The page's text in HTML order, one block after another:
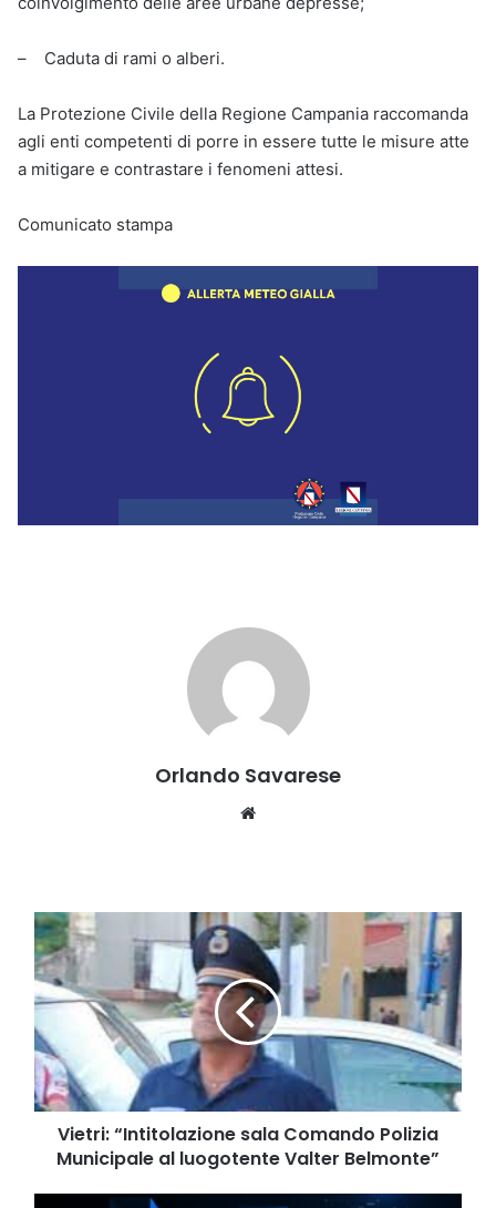
– Caduta di rami o alberi.
La Protezione Civile della Regione Campania raccomanda
agli enti competenti di porre in essere tutte le misure atte
a mitigare e contrastare i fenomeni attesi.
Comunicato stampa
Orlando Savarese
Vietri:
“Intitolazione
sala
Comando
Polizia
Municipale
al
luogotente
Valter
Belmonte”
Vietri: “Intitolazione sala Comando Polizia
Municipale al luogotente Valter Belmonte”